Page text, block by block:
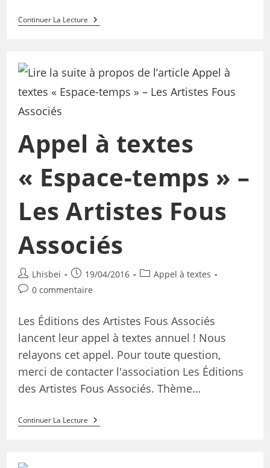
Continuer La Lecture
Appel à textes
« Espace-temps » –
Les Artistes Fous
Associés
Lhisbei 19/04/2016
Appel à textes
0 commentaire
Les Éditions des Artistes Fous Associés
lancent leur appel à textes annuel ! Nous
relayons cet appel. Pour toute question,
merci de contacter l'association Les Éditions
des Artistes Fous Associés. Thème…
Continuer La Lecture